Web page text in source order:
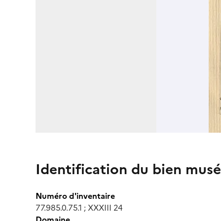
Identification du bien
Numéro d'inventaire
77.985.0.75.1 ; XXXIII 24